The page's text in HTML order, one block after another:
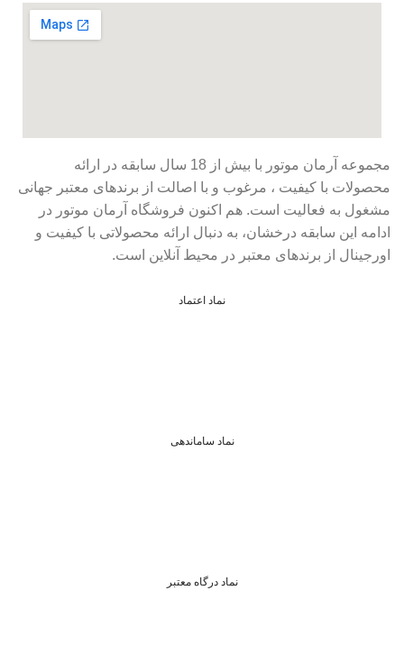
مجموعه آرمان موتور با بیش از 18 سال سابقه در ارائه
محصولات با کيفيت ، مرغوب و با اصالت از برندهای معتبر جهانی
مشغول به فعاليت است. هم اکنون فروشگاه آرمان موتور در
ادامه اين سابقه درخشان، به دنبال ارائه محصولاتی با کيفيت و
اورجينال از برندهای معتبر در محيط آنلاين است.
نماد اعتماد
نماد ساماندهی
نماد درگاه معتبر